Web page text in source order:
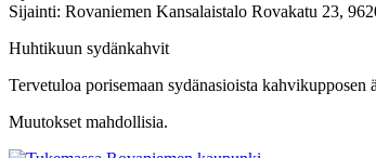
Sijainti: Rovaniemen Kansalaistalo Rovakatu 23,
Huhtikuun sydänkahvit
Tervetuloa porisemaan sydänasioista
Muutokset mahdollisia.